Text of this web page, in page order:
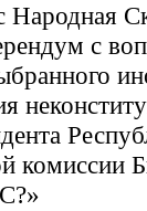
Народная
с
комиссии